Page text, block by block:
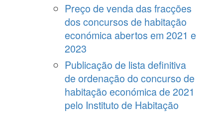
Preço de venda das fracções
dos concursos de habitação
económica abertos em 2021 e
2023
Publicação de lista definitiva
de ordenação do concurso de
habitação económica de 2021
pelo Instituto de Habitação